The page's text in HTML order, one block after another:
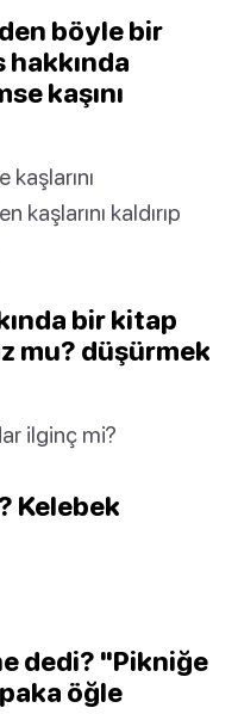
böyle bir
kaşını
kaşlarını kaldırıp
bir kitap
mu? düşürmek
ilginç mi?
Kelebek
dedi? "Pikniğe
öğle